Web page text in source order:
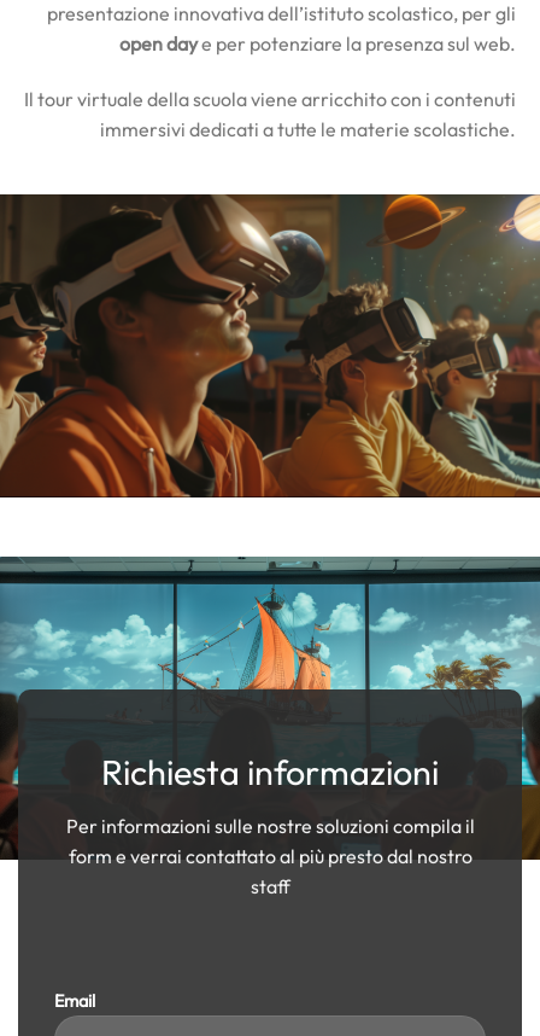
presentazione innovativa dell’istituto scolastico, per gli
open daye per potenziare la presenza sul web.
Il tour virtuale della scuola viene arricchito con i contenuti
immersivi dedicati a tutte le materie scolastiche.
Richiesta informazioni
Per informazioni sulle nostre soluzioni compila il
form e verrai contattato al più presto dal nostro
staff
Email